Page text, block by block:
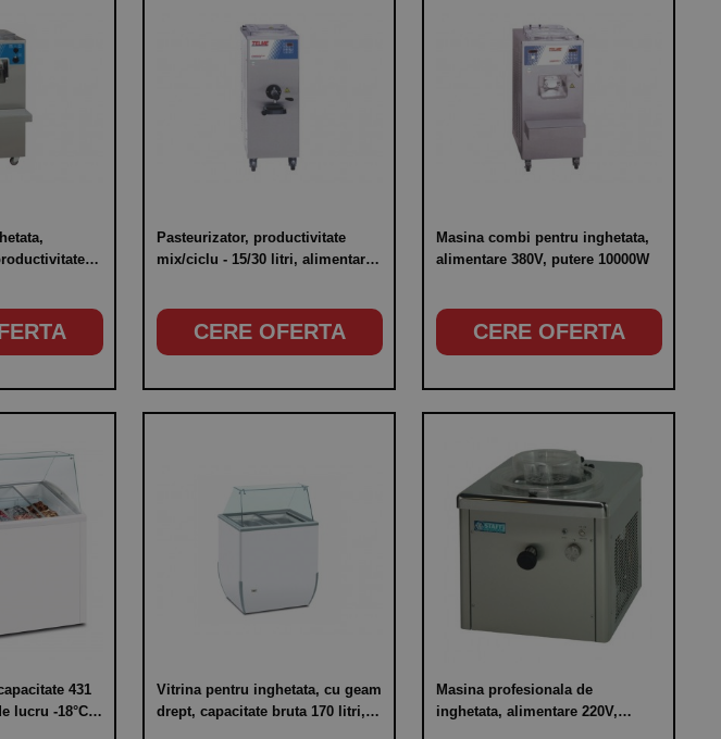
Pasteurizator, productivitate
mix/ciclu - 15/30 litri, alimentare
CERE OFERTA
Masina combi pentru inghetata,
alimentare 380V, putere 10000W
CERE OFERTA
431
lucru -18°C /
Vitrina pentru inghetata, cu geam
drept, capacitate bruta 170 litri,
Masina profesionala de
inghetata, alimentare 220V,